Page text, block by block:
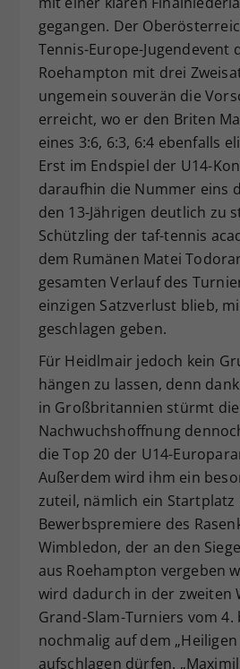
gegangen. Der
Tennis-Europe-Jugendevent
Roehampton mit drei
ungemein souverän die
erreicht, wo er den Briten
eines 3:6, 6:3, 6:4 ebenfalls
Erst im Endspiel der U14-
daraufhin die Nummer eins
den 13-Jährigen deutlich zu
Schützling der taf-tennis
dem Rumänen Matei
gesamten Verlauf des
einzigen Satzverlust blieb,
geschlagen geben.
Für Heidlmair jedoch kein
hängen zu lassen, denn
in Großbritannien stürmt
Nachwuchshoffnung
die Top 20 der U14-
Außerdem wird ihm ein
zuteil, nämlich ein Startplatz
Bewerbspremiere des
Wimbledon, der an den
aus Roehampton vergeben
wird dadurch in der zweiten
Grand-Slam-Turniers vom 4.
nochmalig auf dem „Heiligen
aufschlagen dürfen.
Zweck
Dieser Wert
Einstellungen.
zufällig
historische
vorgenommen
Webseiten-
hat.